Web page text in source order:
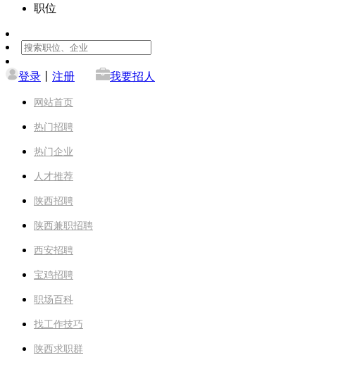
职位
登录 注册 我要招人
网站首页
热门招聘
热门企业
人才推荐
陕西招聘
陕西兼职招聘
西安招聘
宝鸡招聘
职场百科
找工作技巧
陕西求职群